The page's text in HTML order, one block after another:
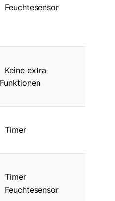
Feuchtesensor
Keine extra
Funktionen
Timer
Timer
Feuchtesensor